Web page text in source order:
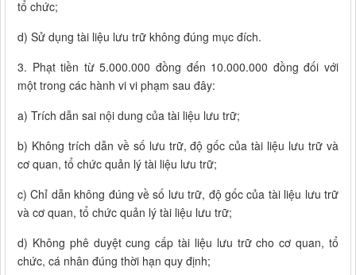
tổ chức;
d) Sử dụng tài liệu lưu trữ không đúng mục đích.
3. Phạt tiền từ 5.000.000 đồng đến 10.000.000 đồng đối với
một trong các hành vi vi phạm sau đây:
a) Trích dẫn sai nội dung của tài liệu lưu trữ;
b) Không trích dẫn về số lưu trữ, độ gốc của tài liệu lưu trữ và
cơ quan, tổ chức quản lý tài liệu lưu trữ;
c) Chỉ dẫn không đúng về số lưu trữ, độ gốc của tài liệu lưu trữ
và cơ quan, tổ chức quản lý tài liệu lưu trữ;
d) Không phê duyệt cung cấp tài liệu lưu trữ cho cơ quan, tổ
chức, cá nhân đúng thời hạn quy định;